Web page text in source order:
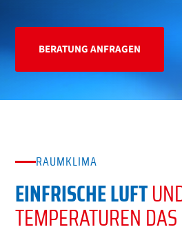
BERATUNG ANFRAGEN
RAUMKLIMA
EINFRISCHE LUFT
TEMPERATUREN